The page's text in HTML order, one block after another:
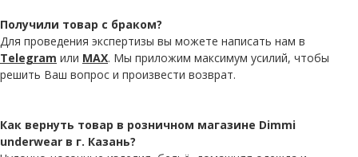
Получили товар с браком?
Для проведения экспертизы вы можете написать нам в
Telegram или MAX. Мы приложим максимум усилий, чтобы
решить Ваш вопрос и произвести возврат.
Как вернуть товар в розничном магазине Dimmi
underwear в г. Казань?